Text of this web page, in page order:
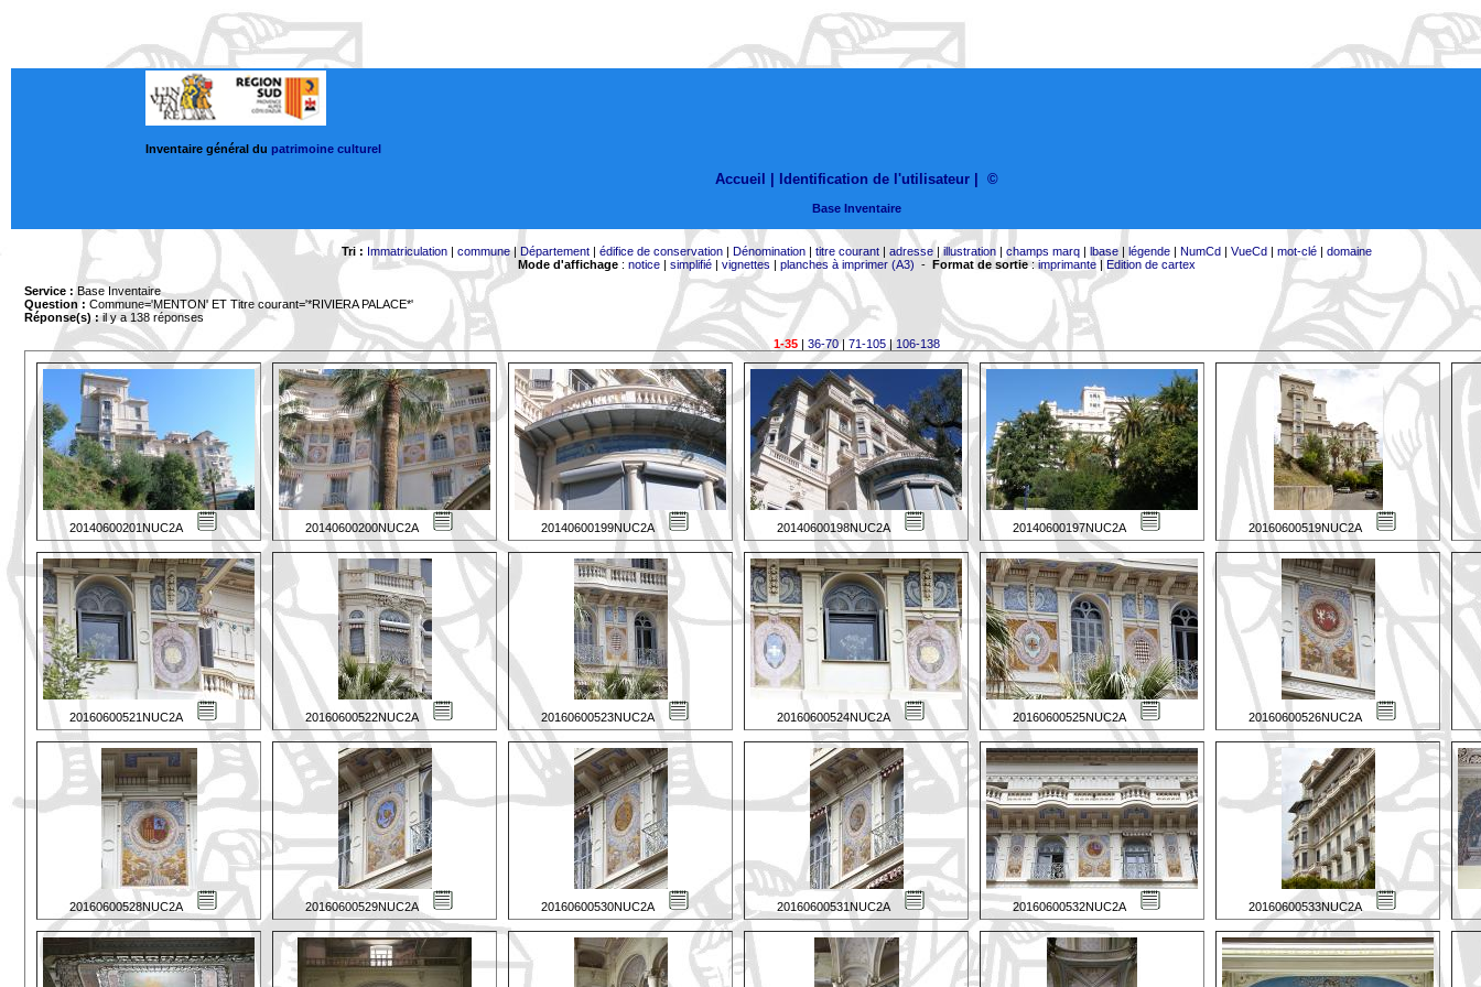
Inventaire général du patrimoine culturel
Accueil | Identification de l'utilisateur ©
Base Inventaire
Tri : Immatriculation| commune| Département| édifice de conservation| Dénomination| titre courant| adresse|illustration| champs marq| lbase| légende| NumCd| VueCd| mot-clé| domaine
Mode d'affichage: notice| simplifié| vignettes | planches à imprimer (A3) - Format de sortie:imprimante| Edition de cartex
Service : Base Inventaire
Question : Commune='MENTON' ET Titre courant='*RIVIERA PALACE*'
Réponse(s) :il y a 138 réponses
1-35| 36-70| 71-105|106-138
20140600201NUC2A 20140600200NUC2A 20140600199NUC2A 20140600198NUC2A 20140600197NUC2A 20160600519NUC2A
20160600521NUC2A 20160600522NUC2A 20160600523NUC2A 20160600524NUC2A 20160600525NUC2A 20160600526NUC2A
20160600528NUC2A 20160600529NUC2A 20160600530NUC2A 20160600531NUC2A 20160600532NUC2A 20160600533NUC2A